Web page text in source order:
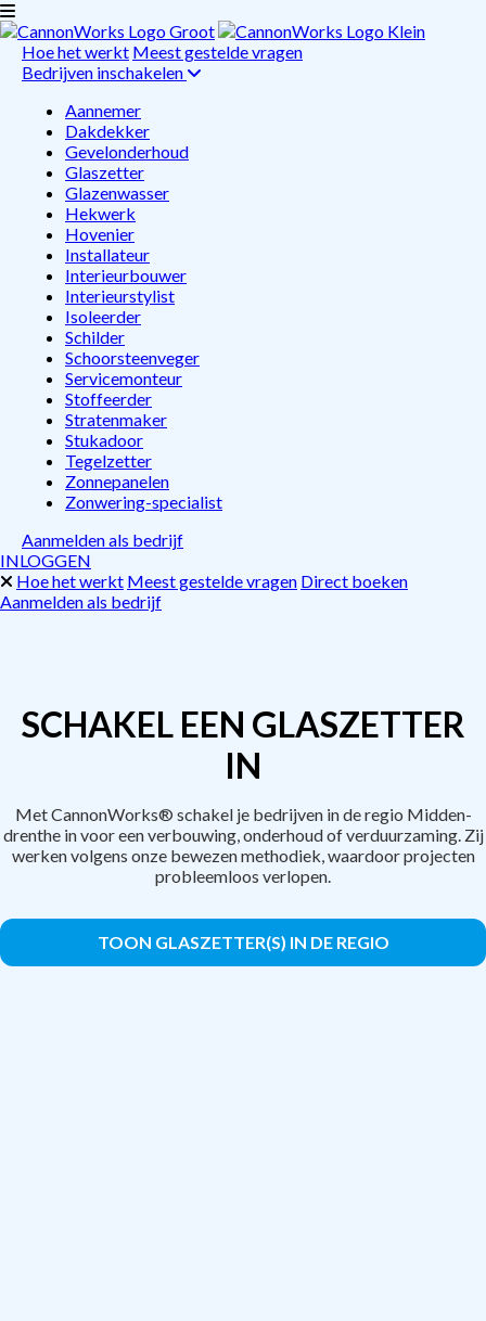
Hoe het werkt Meest gestelde vragen
Bedrijven inschakelen
Aannemer
Dakdekker
Gevelonderhoud
Glaszetter
Glazenwasser
Hekwerk
Hovenier
Installateur
Interieurbouwer
Interieurstylist
Isoleerder
Schilder
Schoorsteenveger
Servicemonteur
Stoffeerder
Stratenmaker
Stukadoor
Tegelzetter
Zonnepanelen
Zonwering-specialist
Aanmelden als bedrijf
INLOGGEN
Hoe het werkt Meest gestelde vragen Direct boeken
Aanmelden als bedrijf
SCHAKEL EEN GLASZETTER
IN
Met CannonWorks® schakel je bedrijven in de regio Midden-
drenthe in voor een verbouwing, onderhoud of verduurzaming. Zij
werken volgens onze bewezen methodiek, waardoor projecten
probleemloos verlopen.
TOON GLASZETTER(S) IN DE REGIO